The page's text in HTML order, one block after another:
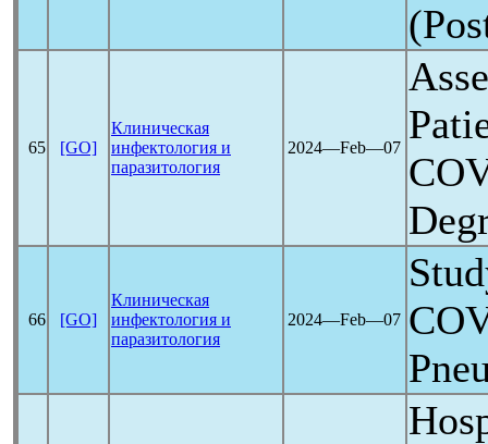
65 [GO]
Клиническая
инфектология и
паразитология
2024―Feb―07
66 [GO]
Клиническая
инфектология и
паразитология
2024―Feb―07